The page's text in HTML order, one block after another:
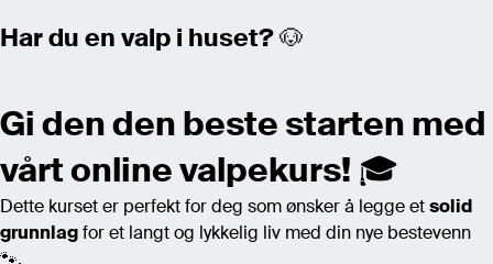
Har du en valp i huset?🐶
Gi den den beste starten med
vårt online valpekurs! 🎓
Dette kurset er perfekt for deg som ønsker å legge etsolid
grunnlagfor et langt og lykkelig liv med din nye bestevenn
🐾.